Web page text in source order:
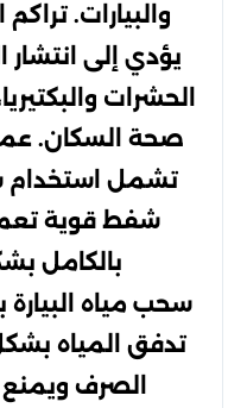
والبيارات.
يؤدي إلى انتشار
الحشرات
صحة السكان.
تشمل استخدام
شفط قوية
بالكامل
سحب مياه
تدفق المياه
الصرف